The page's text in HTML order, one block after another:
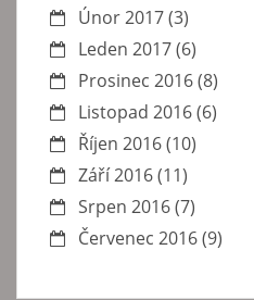
Únor 2017(3)
Leden 2017(6)
Prosinec 2016(8)
Listopad 2016(6)
Říjen 2016(10)
Září 2016(11)
Srpen 2016(7)
Červenec 2016(9)